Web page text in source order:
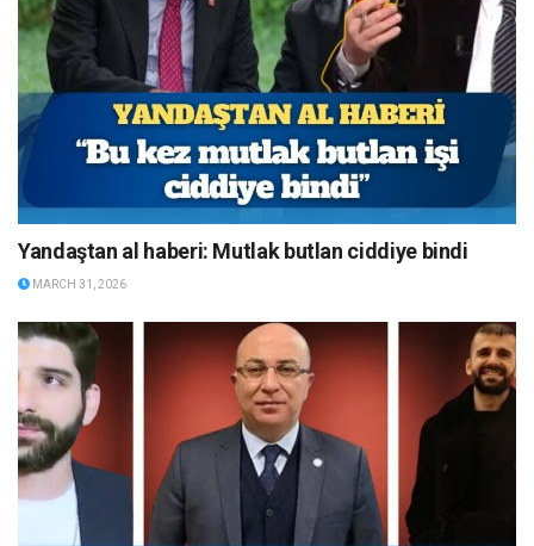
Yandaştan al haberi: Mutlak butlan ciddiye bindi
MARCH 31, 2026